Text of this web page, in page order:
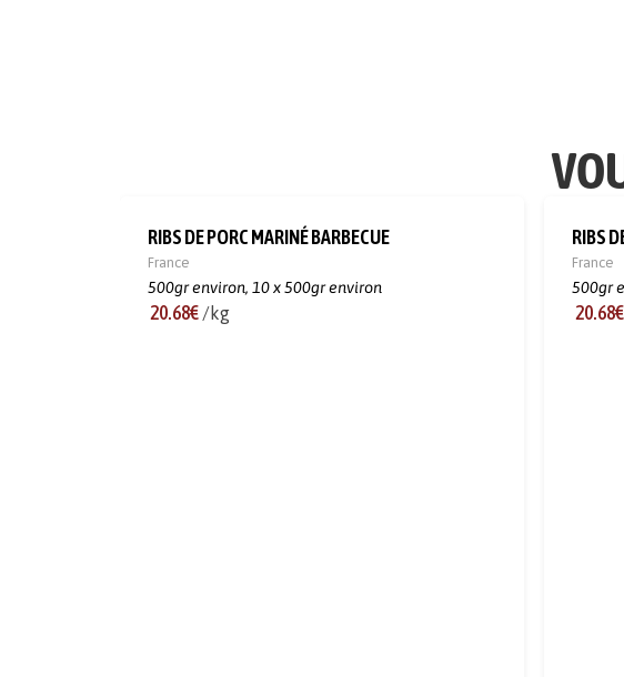
RIBS DE PORC MARINÉ BARBECUE
France
500gr environ, 10 x 500gr environ
20.68€ /kg
RIBS
France
500gr
20.68€